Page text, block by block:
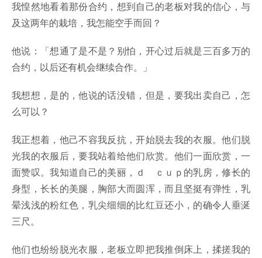
我惶然地看着那份合约，想到自己的老板对我的信心，与
及这两年的栽培，我怎能空手而回？
他说：「想通了是不是？别怕，开心过后就是三百多万的
合约，以后还有机会继续合作。」
我想想，是的，他说的话没错，但是，要我出卖自己，怎
么可以？
我正想着，他己不容我反抗，开始脱去我的衣服。他们脱
光我的衣服后，要我站着给他们欣赏。他们一面欣赏，一
面赞叹。我知道自己的美丽，ｄ ｃｕｐ的乳房，修长的
身型，长长的美腿，胸部大而圆浑，而且坚挺有弹性，乳
晕浅浅的粉红色，乳尖细细的比红豆还小，的确令人垂涎
三尺。
他们也纷纷脱光衣服，老板立即把我推倒床上，揉搓我的